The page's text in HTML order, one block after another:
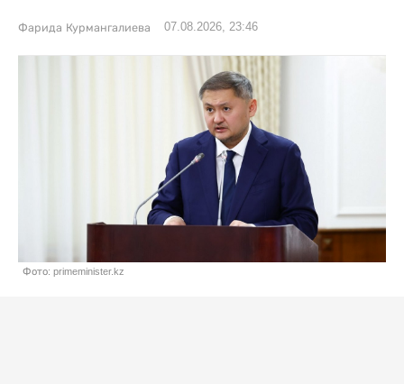
Фарида Курмангалиева 07.08.2026, 23:46
Фото: primeminister.kz